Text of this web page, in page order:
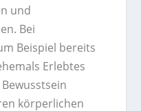
und
Bei
Beispiel bereits
Erlebtes
körperlichen